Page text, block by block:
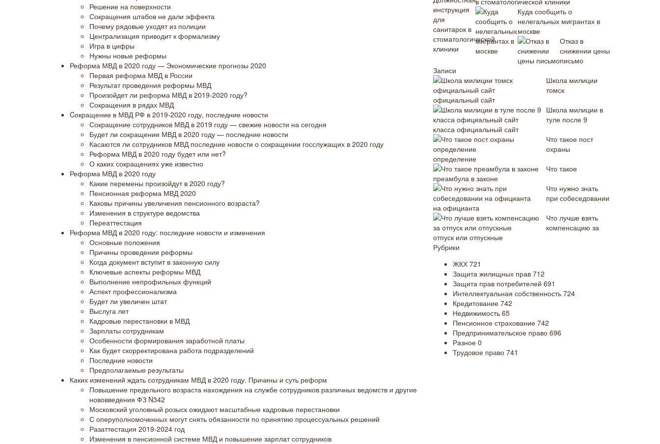
Решение на поверхности
Сокращения штабов не дали эффекта
Почему рядовые уходят из полиции
Централизация приводит к формализму
Игра в цифры
Нужны новые реформы
Реформа МВД в 2020 году — Экономические прогнозы 2020
Первая реформа МВД в России
Результат проведения реформы МВД
Произойдет ли реформа МВД в 2019-2020 году?
Сокращения в рядах МВД
Cокращение в МВД РФ в 2019-2020 году, последние новости
Сокращение сотрудников МВД в 2019 году — свежие новости на сегодня
Будет ли сокращение МВД в 2020 году — последние новости
Касаются ли сотрудников МВД последние новости о сокращении госслужащих в 2020 году
Реформа МВД в 2020 году будет или нет?
О каких сокращениях уже известно
Реформа МВД в 2020 году
Какие перемены произойдут в 2020 году?
Пенсионная реформа МВД 2020
Каковы причины увеличения пенсионного возраста?
Изменения в структуре ведомства
Переаттестация
Реформа МВД в 2020 году: последние новости и изменения
Основные положения
Причины проведения реформы
Когда документ вступит в законную силу
Ключевые аспекты реформы МВД
Выполнение непрофильных функций
Аспект профессионализма
Будет ли увеличен штат
Выслуга лет
Кадровые перестановки в МВД
Зарплаты сотрудникам
Особенности формирования заработной платы
Как будет скорректирована работа подразделений
Последние новости
Предполагаемые результаты
Каких изменений ждать сотрудникам МВД в 2020 году. Причины и суть реформ
Повышение предельного возраста нахождения на службе сотрудников различных ведомств и другие
нововведения ФЗ N342
Московский уголовный розыск ожидают масштабные кадровые перестановки
С оперуполномоченных могут снять обязанности по принятию процессуальных решений
Разаттестация 2019-2024 год
Изменения в пенсионной системе МВД и повышение зарплат сотрудников
Куда сообщить о
нелегальных мигрантах в
москве
Отказ в
снижении цены
письмо
Записи
Школа милиции
томск
официальный сайт
Школа милиции в
туле после 9
класса официальный сайт
Что такое пост
охраны
определение
Что такое
преамбула в законе
Что нужно знать
при собеседовании
на официанта
Что лучше взять
компенсацию за
отпуск или отпускные
Рубрики
ЖКХ 721
Защита жилищных прав 712
Защита прав потребителей 691
Интеллектуальная собственность 724
Кредитование 742
Недвижимость 65
Пенсионное страхование 742
Предпринимательское право 696
Разное 0
Трудовое право 741